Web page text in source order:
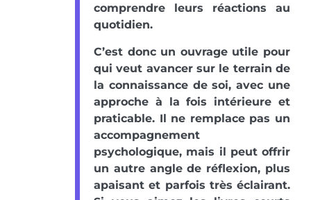
comprendre leurs réactions au
quotidien.
C’est donc un ouvrage utile pour
qui veut avancer sur le terrain de
la connaissance de soi, avec une
approche à la fois intérieure et
praticable. Il ne remplace pas un
accompagnement
psychologique, mais il peut offrir
un autre angle de réflexion, plus
apaisant et parfois très éclairant.